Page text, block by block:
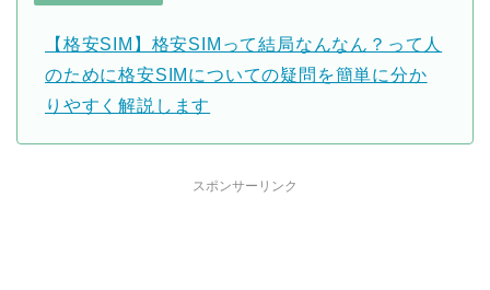
【格安SIM】格安SIMって結局なんなん？って人
のために格安SIMについての疑問を簡単に分か
りやすく解説します
スポンサーリンク